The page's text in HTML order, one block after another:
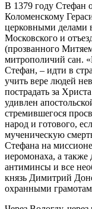
В 1379 году Стефан
Коломенскому
церковными делами
Московского и
(прозванного
митрополичий сан.
Стефан, – идти в
учить вере людей
пострадать за
удивлен
стремившегося
народ и готового,
мученическую
Стефана на
иеромонаха, а
антиминсы и все
князь Димитрий
охранными